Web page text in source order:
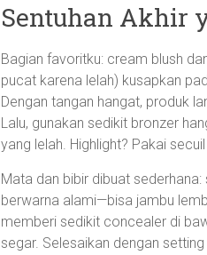
Sentuhan Akhir
Bagian favoritku: cream blush
pucat karena lelah) kusapkan
Dengan tangan hangat, produk
Lalu, gunakan sedikit bronzer
yang lelah. Highlight? Pakai
Mata dan bibir dibuat
berwarna alami—bisa jambu
memberi sedikit concealer di
segar. Selesaikan dengan